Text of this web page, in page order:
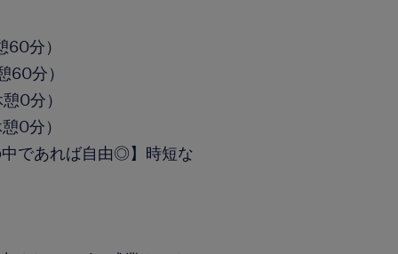
分）
60分）
0分）
0分）
であれば自由◎】時短な